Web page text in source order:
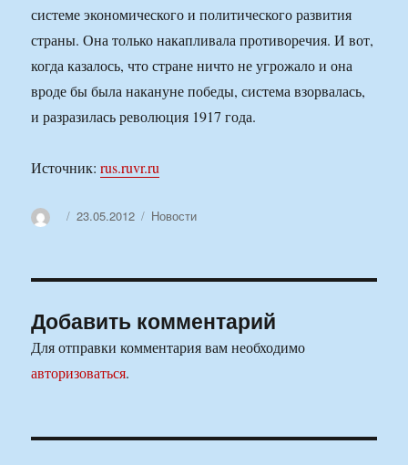
системе экономического и политического развития
страны. Она только накапливала противоречия. И вот,
когда казалось, что стране ничто не угрожало и она
вроде бы была накануне победы, система взорвалась,
и разразилась революция 1917 года.
Источник:rus.ruvr.ru
АвторОпубликовано
23.05.2012 Рубрики
Новости
Добавить комментарий
Для отправки комментария вам необходимо
авторизоваться.